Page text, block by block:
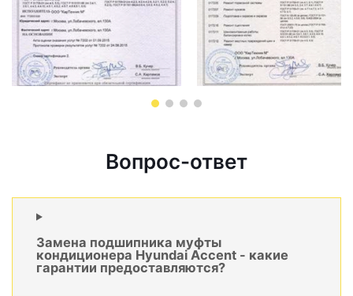
Вопрос-ответ
Замена подшипника муфты
кондиционера Hyundai Accent - какие
гарантии предоставляются?